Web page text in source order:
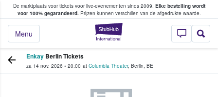
De marktplaats voor tickets voor live-evenementen sinds 2009. Elke bestelling wordt
voor 100% gegarandeerd.Prijzen kunnen verschillen van de afgedrukte waarde.
StubHub: waar
Menu
tickets kopen en verkopen
Enkay Berlin Tickets
za 14 nov. 2026 • 20:00 at Columbia Theater, Berlin, BE